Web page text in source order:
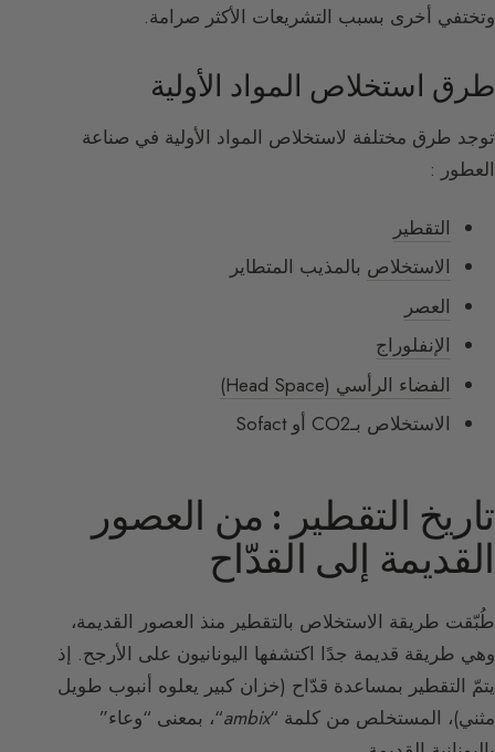
وتختفي أخرى بسبب التشريعات الأكثر صرامة.
طرق استخلاص المواد الأولية
توجد طرق مختلفة لاستخلاص المواد الأولية في صناعة
العطور :
التقطير
الاستخلاص بالمذيب المتطاير
العصر
الإنفلوراج
الفضاء الرأسي (Head Space)
الاستخلاص بـCO2 أو Sofact
تاريخ التقطير : من العصور
القديمة إلى القدّاح
طُبّقت طريقة الاستخلاص بالتقطير منذ العصور القديمة،
وهي طريقة قديمة جدًا اكتشفها اليونانيون على الأرجح. إذ
يتمّ التقطير بمساعدة قدّاح (خزان كبير يعلوه أنبوب طويل
مثني)، المستخلص من كلمة “ambix“، بمعنى “وعاء”